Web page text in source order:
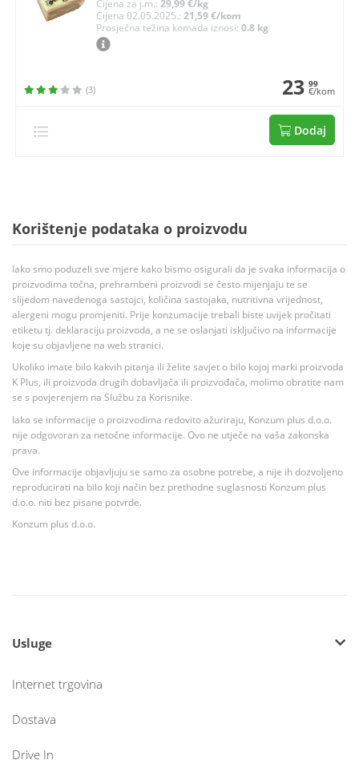
Cijena za j.m.:29,99 €/kg
Cijena 02.05.2025.:21,59 €/kom
Prosječna težina komada iznosi:0.8 kg
(3) 23 99
€/kom
Dodaj
Korištenje podataka o proizvodu
Iako smo poduzeli sve mjere kako bismo osigurali da je svaka informacija o
proizvodima točna, prehrambeni proizvodi se često mijenjaju te se
slijedom navedenoga sastojci, količina sastojaka, nutritivna vrijednost,
alergeni mogu promjeniti. Prije konzumacije trebali biste uvijek pročitati
etiketu tj. deklaraciju proizvoda, a ne se oslanjati isključivo na informacije
koje su objavljene na web stranici.
Ukoliko imate bilo kakvih pitanja ili želite savjet o bilo kojoj marki proizvoda
K Plus, ili proizvoda drugih dobavljača ili proizvođača, molimo obratite nam
se s povjerenjem na Službu za Korisnike.
Iako se informacije o proizvodima redovito ažuriraju, Konzum plus d.o.o.
nije odgovoran za netočne informacije. Ovo ne utječe na vaša zakonska
prava.
Ove informacije objavljuju se samo za osobne potrebe, a nije ih dozvoljeno
reproducirati na bilo koji način bez prethodne suglasnosti Konzum plus
d.o.o. niti bez pisane potvrde.
Konzum plus d.o.o.
Usluge
Internet trgovina
Dostava
Drive In